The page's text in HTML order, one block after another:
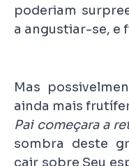
poderiam
a angustiar-se, e
Mas
ainda mais
Pai começara a
sombra deste
cair sobre Seu